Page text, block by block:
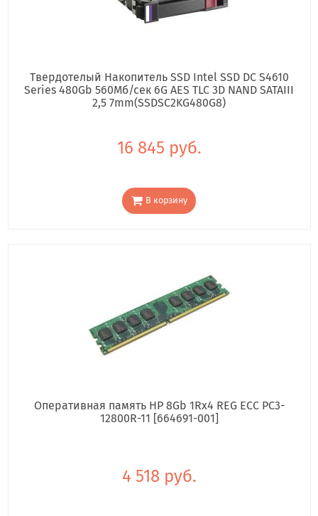
Твердотелый Накопитель SSD Intel SSD DC S4610
Series 480Gb 560Мб/сек 6G AES TLC 3D NAND SATAIII
2,5 7mm(SSDSC2KG480G8)
16 845 руб.
В корзину
Оперативная память HP 8Gb 1Rx4 REG ECC PC3-
12800R-11 [664691-001]
4 518 руб.